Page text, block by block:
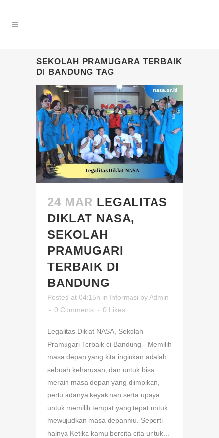
SEKOLAH PRAMUGARA TERBAIK
DI BANDUNG TAG
24 MAR LEGALITAS
DIKLAT NASA,
SEKOLAH
PRAMUGARI
TERBAIK DI
BANDUNG
Posted at 04:15h in Informasi byAdmin
0 Comments
0 Likes
Legalitas Diklat NASA, Sekolah
Pramugari Terbaik di Bandung - Memilih
masa depan yang kita inginkan adalah
sebuah keharusan, dan untuk bisa
meraih masa depan yang diimpikan,
perlu adanya keyakinan serta upaya
untuk memilih tempat yang tepat untuk
mewujudkan masa depanmu. Seperti
halnya Ketika kamu bercita-cita untuk...